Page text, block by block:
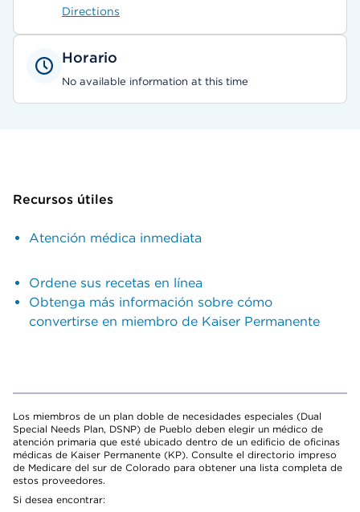
Directions
Horario
No available information at this time
Recursos útiles
Atención médica inmediata
Ordene sus recetas en línea
Obtenga más información sobre cómo
convertirse en miembro de Kaiser Permanente
Los miembros de un plan doble de necesidades especiales (Dual
Special Needs Plan, DSNP) de Pueblo deben elegir un médico de
atención primaria que esté ubicado dentro de un edificio de oficinas
médicas de Kaiser Permanente (KP). Consulte el directorio impreso
de Medicare del sur de Colorado para obtener una lista completa de
estos proveedores.
Si desea encontrar: